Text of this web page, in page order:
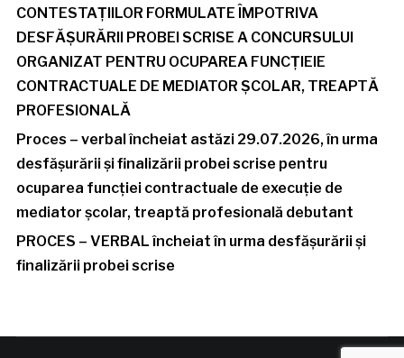
CONTESTAȚIILOR FORMULATE ÎMPOTRIVA
DESFĂȘURĂRII PROBEI SCRISE A CONCURSULUI
ORGANIZAT PENTRU OCUPAREA FUNCȚIEIE
CONTRACTUALE DE MEDIATOR ȘCOLAR, TREAPTĂ
PROFESIONALĂ
Proces – verbal încheiat astăzi 29.07.2026, în urma
desfășurării și finalizării probei scrise pentru
ocuparea funcției contractuale de execuție de
mediator școlar, treaptă profesională debutant
PROCES – VERBAL încheiat în urma desfășurării și
finalizării probei scrise